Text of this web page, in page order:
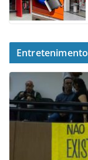
Entretenimento